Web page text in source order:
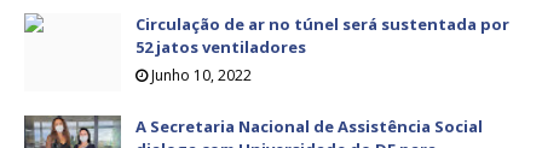
Circulação de ar no túnel será sustentada por
52 jatos ventiladores
Junho 10, 2022
A Secretaria Nacional de Assistência Social